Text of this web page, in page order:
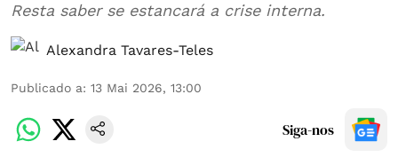
Resta saber se estancará a crise interna.
Alexandra Tavares-Teles
Publicado a: 13 Mai 2026, 13:00
Siga-nos